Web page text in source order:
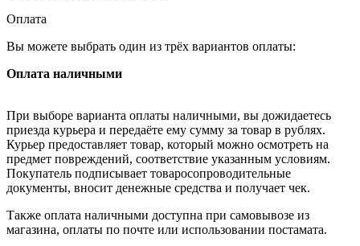
Оплата
Вы можете выбрать один из трёх вариантов оплаты:
Оплата наличными
При выборе варианта оплаты наличными, вы дожидаетесь
приезда курьера и передаёте ему сумму за товар в рублях.
Курьер предоставляет товар, который можно осмотреть на
предмет повреждений, соответствие указанным условиям.
Покупатель подписывает товаросопроводительные
документы, вносит денежные средства и получает чек.
Также оплата наличными доступна при самовывозе из
магазина, оплаты по почте или использовании постамата.